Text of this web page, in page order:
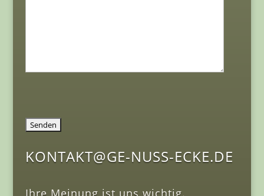
KONTAKT@GE-NUSS-ECKE.DE
Ihre Meinung ist uns wichtig.